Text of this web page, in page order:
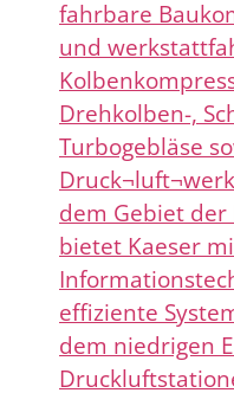
fahrbare
und
Drehkolben-,
Turbogebläse
dem Gebiet
bietet Kaeser
effiziente
dem niedrigen